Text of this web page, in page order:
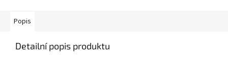
Popis
Detailní popis produktu